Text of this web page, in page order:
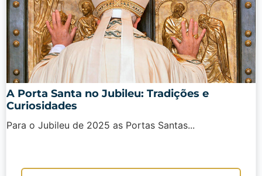
A Porta Santa no Jubileu: Tradições e
Curiosidades
Para o Jubileu de 2025 as Portas Santas...